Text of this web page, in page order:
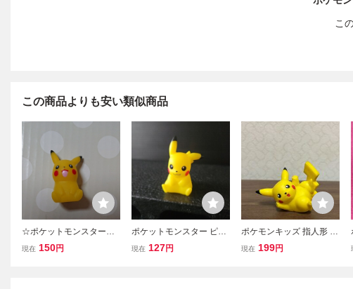
こ
この商品よりも安い類似商品
☆ポケットモンスター☆
ソフビ人形 ピカチュウ
現在 150円
ポケットモンスター ピカ
チュウ フィギュア 指人形
現在 127円
ポケモンキッズ 指人形 ピ
カチュウ 当時物 ソフ
現在 199円